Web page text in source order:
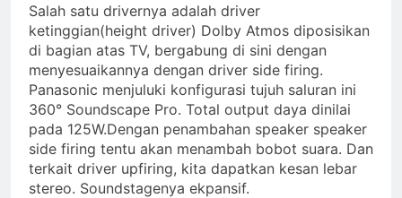
Salah satu drivernya adalah driver
ketinggian(height driver) Dolby Atmos diposisikan
di bagian atas TV, bergabung di sini dengan
menyesuaikannya dengan driver side firing.
Panasonic menjuluki konfigurasi tujuh saluran ini
360° Soundscape Pro. Total output daya dinilai
pada 125W.Dengan penambahan speaker speaker
side firing tentu akan menambah bobot suara. Dan
terkait driver upfiring, kita dapatkan kesan lebar
stereo. Soundstagenya ekpansif.